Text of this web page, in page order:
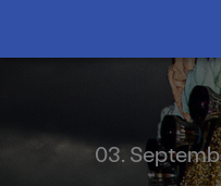
03.
September 2026